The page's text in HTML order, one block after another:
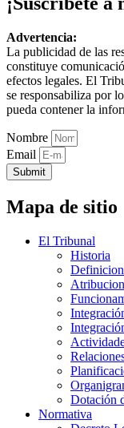
Advertencia:
La publicidad de las
constituye
efectos legales. El
se responsabiliza por
pueda contener la
Nombre
Email
Submit
Mapa de sitio
El Tribunal
Historia
Dotación
Normativa